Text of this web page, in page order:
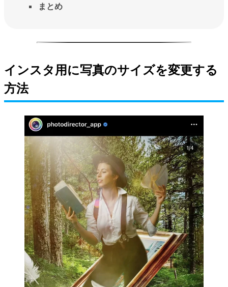
まとめ
インスタ用に写真のサイズを変更する
方法